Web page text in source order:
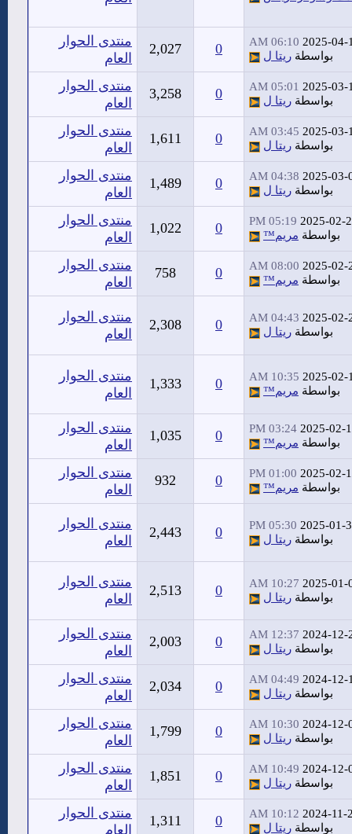
2025-04-
06:10 AM
بواسطة ريتا ل 0
2,027
منتدى الحوار
العام
2025-03-
05:01 AM
بواسطة ريتا ل 0
3,258
منتدى الحوار
العام
2025-03-
03:45 AM
بواسطة ريتا ل 0
1,611
منتدى الحوار
العام
2025-03-
04:38 AM
بواسطة ريتا ل 0
1,489
منتدى الحوار
العام
2025-02-
05:19 PM
بواسطة مريم™ 0
1,022
منتدى الحوار
العام
2025-02-
08:00 AM
بواسطة مريم™ 0
758
منتدى الحوار
العام
2025-02-
04:43 AM
بواسطة ريتا ل 0
2,308
منتدى الحوار
العام
2025-02-
10:35 AM
بواسطة مريم™ 0
1,333
منتدى الحوار
العام
2025-02-
03:24 PM
بواسطة مريم™ 0
1,035
منتدى الحوار
العام
2025-02-
01:00 PM
بواسطة مريم™ 0
932
منتدى الحوار
العام
2025-01-
05:30 PM
بواسطة ريتا ل 0
2,443
منتدى الحوار
العام
2025-01-
10:27 AM
بواسطة ريتا ل 0
2,513
منتدى الحوار
العام
2024-12-
12:37 AM
بواسطة ريتا ل 0
2,003
منتدى الحوار
العام
2024-12-
04:49 AM
بواسطة ريتا ل 0
2,034
منتدى الحوار
العام
2024-12-
10:30 AM
بواسطة ريتا ل 0
1,799
منتدى الحوار
العام
2024-12-
10:49 AM
بواسطة ريتا ل 0
1,851
منتدى الحوار
العام
2024-11-
10:12 AM
بواسطة ريتا ل 0
1,311
منتدى الحوار
العام